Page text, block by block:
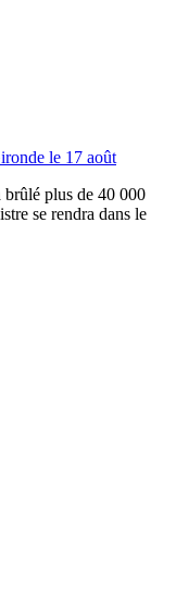
le 17 août
brûlé plus de 40 000
se rendra dans le